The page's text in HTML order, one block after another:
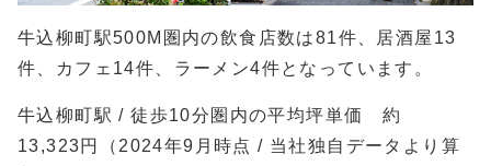
牛込柳町駅500M圏内の飲食店数は81件、居酒屋13
件、カフェ14件、ラーメン4件となっています。
牛込柳町駅 / 徒歩10分圏内の平均坪単価 約
13,323円（2024年9月時点 / 当社独自データより算